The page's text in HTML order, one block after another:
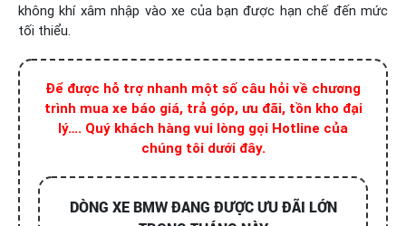
không khí xâm nhập vào xe của bạn được hạn chế đến mức
tối thiểu.
Để được hỗ trợ nhanh một số câu hỏi về chương
trình mua xe báo giá, trả góp, ưu đãi, tồn kho đại
lý…. Quý khách hàng vui lòng gọi Hotline của
chúng tôi dưới đây.
DÒNG XE BMW ĐANG ĐƯỢC ƯU ĐÃI LỚN